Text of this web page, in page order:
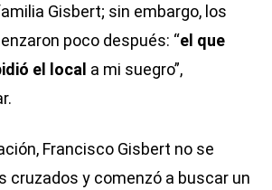
Gisbert; sin embargo, los
poco después: “el que
el local a mi suegro”,
Francisco Gisbert no se
cruzados y comenzó a buscar un